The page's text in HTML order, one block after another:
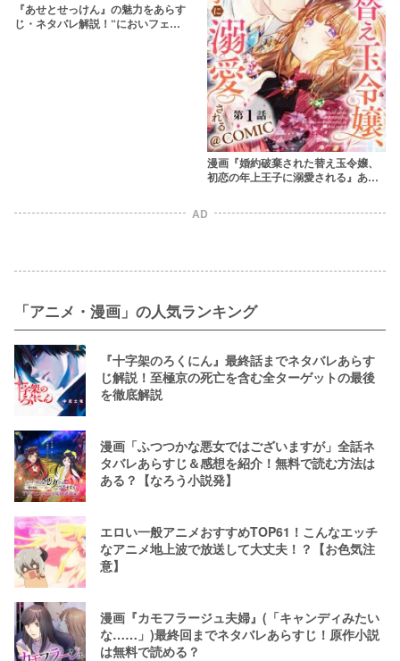
『あせとせっけん』の魅力をあらす
じ・ネタバレ解説！“においフェ
漫画『婚約破棄された替え玉令嬢、
初恋の年上王子に溺愛される』あら
AD
「アニメ・漫画」の人気ランキング
『十字架のろくにん』最終話までネタバレあらす
じ解説！至極京の死亡を含む全ターゲットの最後
を徹底解説
漫画「ふつつかな悪女ではございますが」全話ネ
タバレあらすじ＆感想を紹介！無料で読む方法は
ある？【なろう小説発】
エロい一般アニメおすすめTOP61！こんなエッチ
なアニメ地上波で放送して大丈夫！？【お色気注
意】
漫画『カモフラージュ夫婦』(「キャンディみたい
な……」)最終回までネタバレあらすじ！原作小説
は無料で読める？